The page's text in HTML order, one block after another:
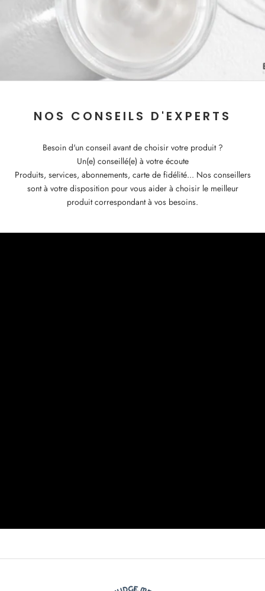
NOS CONSEILS D'EXPERTS
Besoin d'un conseil avant de choisir votre produit ?
Un(e) conseillé(e) à votre écoute
Produits, services, abonnements, carte de fidélité... Nos conseillers
sont à votre disposition pour vous aider à choisir le meilleur
produit correspondant à vos besoins.